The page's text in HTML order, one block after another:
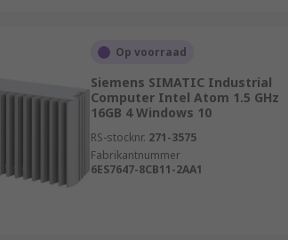
Op voorraad
Siemens SIMATIC Industrial
Computer Intel Atom 1.5 GHz
16GB 4 Windows 10
RS-stocknr. 271-3575
Fabrikantnummer
6ES7647-8CB11-2AA1